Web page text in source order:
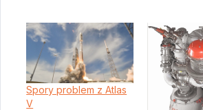
Spory problem z Atlas
V